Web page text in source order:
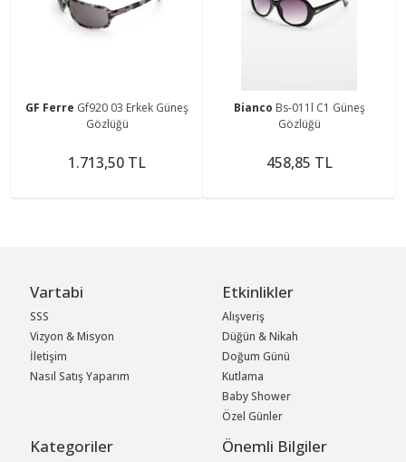
GF Ferre Gf920 03 Erkek Güneş
Gözlüğü
1.713,50 TL
Bianco Bs-011l C1 Güneş
Gözlüğü
458,85 TL
Vartabi
SSS
Vizyon & Misyon
İletişim
Nasıl Satış Yaparım
Etkinlikler
Alışveriş
Düğün & Nikah
Doğum Günü
Kutlama
Baby Shower
Özel Günler
Kategoriler Önemli Bilgiler